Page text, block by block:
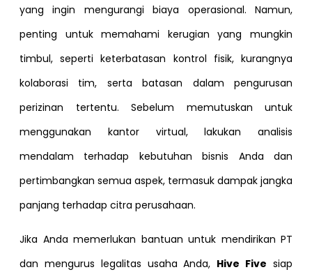
yang ingin mengurangi biaya operasional. Namun,
penting untuk memahami kerugian yang mungkin
timbul, seperti keterbatasan kontrol fisik, kurangnya
kolaborasi tim, serta batasan dalam pengurusan
perizinan tertentu. Sebelum memutuskan untuk
menggunakan kantor virtual, lakukan analisis
mendalam terhadap kebutuhan bisnis Anda dan
pertimbangkan semua aspek, termasuk dampak jangka
panjang terhadap citra perusahaan.
Jika Anda memerlukan bantuan untuk mendirikan PT
dan mengurus legalitas usaha Anda, Hive Five siap